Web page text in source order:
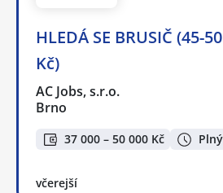
HLEDÁ SE BRUSIČ (45-
Kč)
AC Jobs, s.r.o.
Brno
37 000 – 50 000 Kč
včerejší